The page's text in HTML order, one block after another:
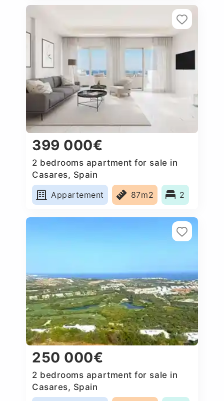
399 000€
2 bedrooms apartment for sale in
Casares, Spain
Appartement
87m2 2
250 000€
2 bedrooms apartment for sale in
Casares, Spain